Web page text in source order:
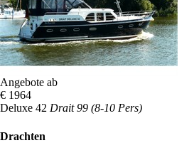
Angebote ab
€ 1964
Deluxe 42 Drait 99 (8-10 Pers)
Drachten